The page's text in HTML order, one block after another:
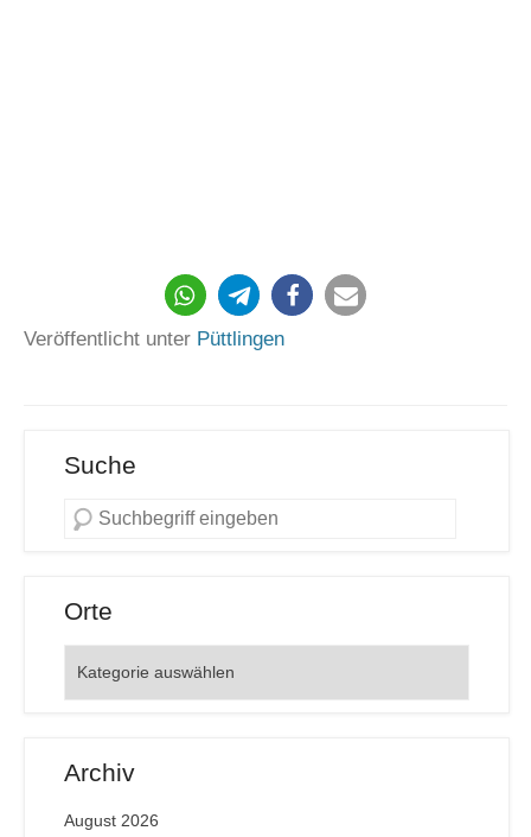
Veröffentlicht unter Püttlingen
Suche
Orte
Archiv
August 2026